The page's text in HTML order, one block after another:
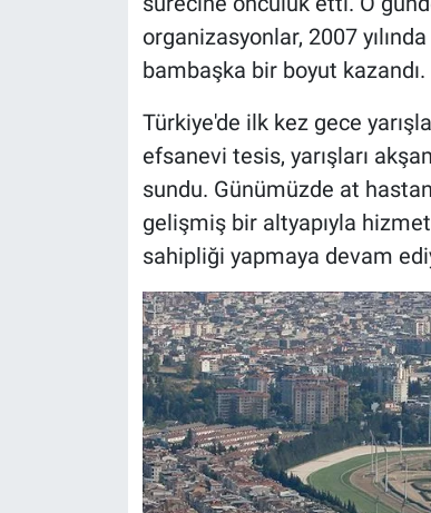
organizasyonlar, 2007
bambaşka bir boyut kazandı.
Türkiye'de ilk kez gece
efsanevi tesis, yarışları
sundu. Günümüzde at
gelişmiş bir altyapıyla
sahipliği yapmaya devam